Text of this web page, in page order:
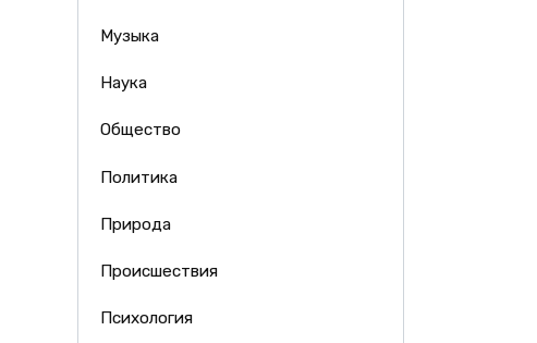
Музыка
Наука
Общество
Политика
Природа
Происшествия
Психология